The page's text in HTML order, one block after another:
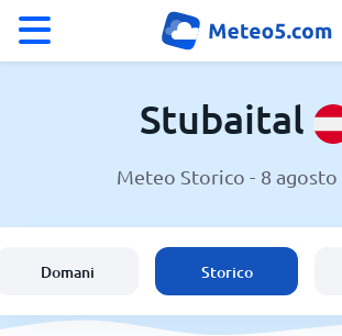
Meteo a Stubaital
Italia
Stubaital
Meteo Storico - 8 agosto
Domani Storico